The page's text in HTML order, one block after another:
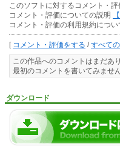
このソフトに対するコメント・評
コメント・評価についての説明
コメント・評価の利用規約につい
[ コメント・評価をする /すべて
この作品へのコメントはまだあ
最初のコメントを書いてみませ
ダウンロード